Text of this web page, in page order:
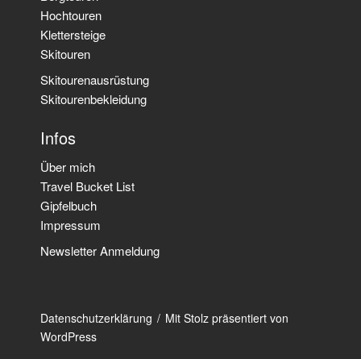
Hochtouren
Klettersteige
Skitouren
Skitourenausrüstung
Skitourenbekleidung
Infos
Über mich
Travel Bucket List
Gipfelbuch
Impressum
Newsletter Anmeldung
Datenschutzerklärung
Mit Stolz präsentiert von
WordPress